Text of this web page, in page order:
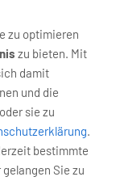
zu optimieren
zu bieten. Mit
damit
und die
sie zu
.
bestimmte
Sie zu